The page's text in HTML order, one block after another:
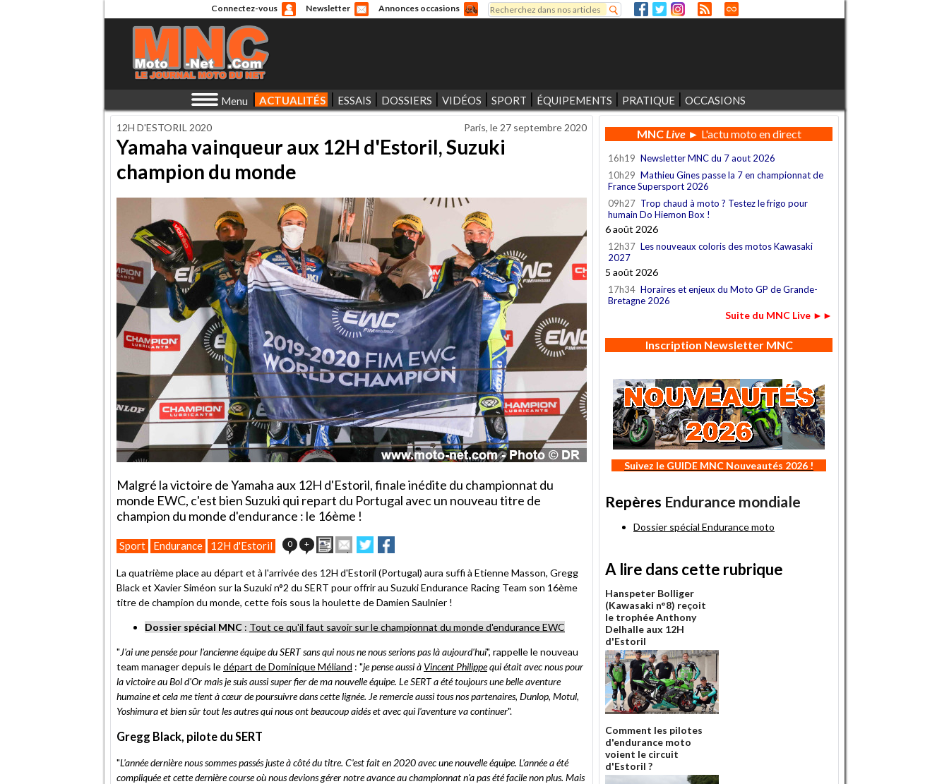
Connectez-vous Newsletter Annonces occasions
Formulaire de recherche
Rechercher
Menu ACTUALITÉS ESSAIS DOSSIERS VIDÉOS SPORT ÉQUIPEMENTS PRATIQUE OCCASIONS
12H D'ESTORIL 2020 Paris, le 27 septembre 2020
Yamaha vainqueur aux 12H d'Estoril, Suzuki
champion du monde
Malgré la victoire de Yamaha aux 12H d'Estoril, finale inédite du championnat du
monde EWC, c'est bien Suzuki qui repart du Portugal avec un nouveau titre de
champion du monde d'endurance : le 16ème !
Sport Endurance 12H d'Estoril 0 + ImprimerEnvoyer
cet
à
un
ami
Partager
sur
Twitter
sur
Facebook
La quatrième place au départ et à l'arrivée des 12H d'Estoril (Portugal) aura suffi à Etienne Masson, Gregg
Black et Xavier Siméon sur la Suzuki n°2 du SERT pour offrir au Suzuki Endurance Racing Team son 16ème
titre de champion du monde, cette fois sous la houlette de Damien Saulnier !
Dossier spécial MNC : Tout ce qu'il faut savoir sur le championnat du monde d'endurance EWC
"J'ai une pensée pour l'ancienne équipe du SERT sans qui nous ne nous serions pas là aujourd'hui", rappelle le nouveau
team manager depuis ledépart de Dominique Méliand : "je pense aussi à Vincent Philippequi était avec nous pour
la victoire au Bol d'Or mais je suis aussi super fier de ma nouvelle équipe. Le SERT a été toujours une belle aventure
humaine et cela me tient à cœur de poursuivre dans cette lignée. Je remercie aussi tous nos partenaires, Dunlop, Motul,
Yoshimura et bien sûr tout les autres qui nous ont beaucoup aidés et avec qui l'aventure va continuer".
Gregg Black, pilote du SERT
"L'année dernière nous sommes passés juste à côté du titre. C'est fait en 2020 avec une nouvelle équipe. L'année a été
compliquée et cette dernière course où nous devions gérer notre avance au championnat n'a pas été facile non plus. Mais
MNCLive► L'actu moto en direct
16h19 Newsletter MNC du 7 aout 2026
10h29 Mathieu Gines passe la 7 en championnat de
France Supersport 2026
09h27 Trop chaud à moto ? Testez le frigo pour
humain Do Hiemon Box !
6 août 2026
12h37 Les nouveaux coloris des motos Kawasaki
2027
5 août 2026
17h34 Horaires et enjeux du Moto GP de Grande-
Bretagne 2026
Suite du MNC Live ►►
Inscription Newsletter MNC
Suivez le GUIDE MNC Nouveautés 2026 !
Repères Endurance mondiale
Dossier spécial Endurance moto
A lire dans cette rubrique
Hanspeter Bolliger
(Kawasaki n°8) reçoit
le trophée Anthony
Delhalle aux 12H
d'Estoril
Comment les pilotes
d'endurance moto
voient le circuit
d'Estoril ?